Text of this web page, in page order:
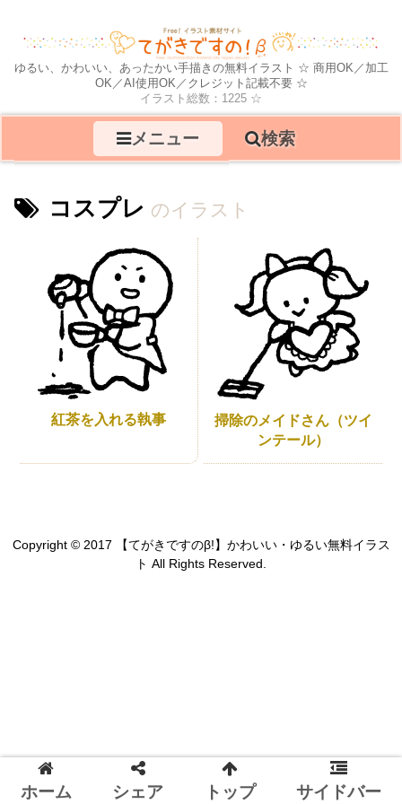
ゆるい、かわいい、あったかい手描きの無料イラスト ☆ 商用OK／加工
OK／AI使用OK／クレジット記載不要 ☆
イラスト総数：1225 ☆
メニュー 検索
コスプレ
紅茶を入れる執事
掃除のメイドさん（ツイ
ンテール）
Copyright © 2017 【てがきですのβ!】かわいい・ゆるい無料イラス
ト All Rights Reserved.
ホーム シェア トップ サイドバー